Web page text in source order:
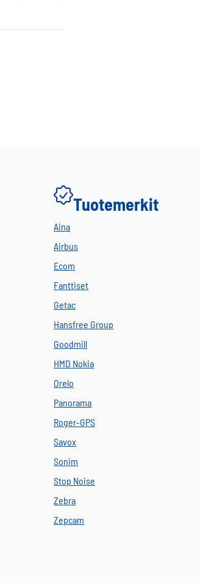
Tuotemerkit
Aina
Airbus
Ecom
Fanttiset
Getac
Hansfree Group
Goodmill
HMD Nokia
Orelo
Panorama
Roger-GPS
Savox
Sonim
Stop Noise
Zebra
Zepcam